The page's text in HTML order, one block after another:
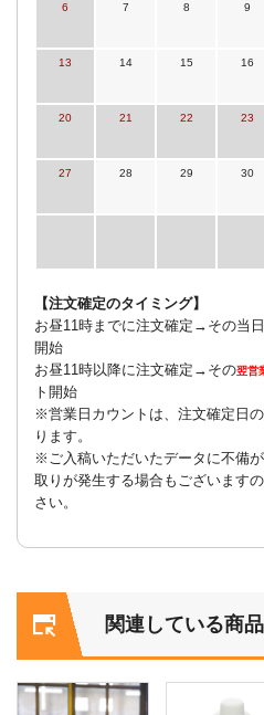
6 7 8 9
13 14 15 16
20 21 22 23
27 28 29 30
【注文確定のタイミング】
お昼11時までに注文確定→その当
開始
お昼11時以降に注文確定→その翌営
ト開始
※営業日カウントは、注文確定日
ります。
※ご入稿いただいたデータに不備
取りが発生する場合もございます
さい。
関連している商品